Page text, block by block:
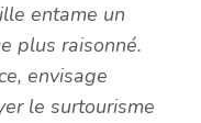
entame un
plus raisonné.
envisage
le surtourisme